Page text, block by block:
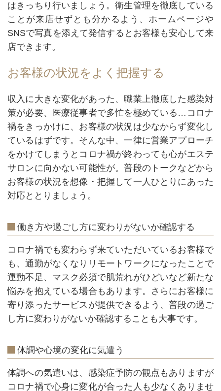
はきっちり行いましょう。衛生管理を徹底している
ことが来店せずとも分かるよう、ホームページや
SNSで写真を添えて発信するとお客様も安心して来
店できます。
お客様の状況をよく把握する
収入に大きな変化があった、職業上徹底した感染対
策が必要、医療従事者で多忙を極めている…コロナ
禍をきっかけに、お客様の状況は少なからず変化し
ているはずです。そんな中、一律に営業アプローチ
をかけてしまうとコロナ禍が終わっても心がエステ
サロンに向かない可能性が。普段のトークなどから
お客様の状況を想像・把握して一人ひとりにあった
対応ととりましょう。
働き方や過ごし方に変わりがないか確認する
コロナ禍でも変わらず来ていただいているお客様で
も、通勤がなくなりリモートワークになったことで
運動不足、マスク必須で肌荒れがひどいなど新たな
悩みを抱えている場合もあります。さらにお客様に
寄り添ったサービスが提供できるよう、普段の過ご
し方に変わりがないか確認することも大事です。
体調や心境の変化に気遣う
体調への気遣いは、感染症予防の観点もありますが
コロナ禍で心身に変化が合った人も少なくありませ